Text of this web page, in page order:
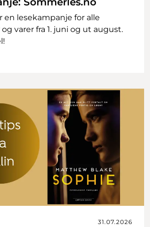
en lesekampanje for alle
og varer fra 1. juni og ut august.
31.07.2026